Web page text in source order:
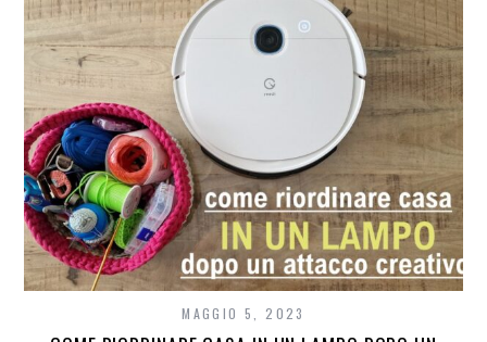
MAGGIO 5, 2023